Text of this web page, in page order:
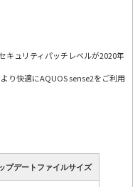
ュリティパッチレベルが2020年
り快適にAQUOS sense2をご利用
プデートファイルサイズ